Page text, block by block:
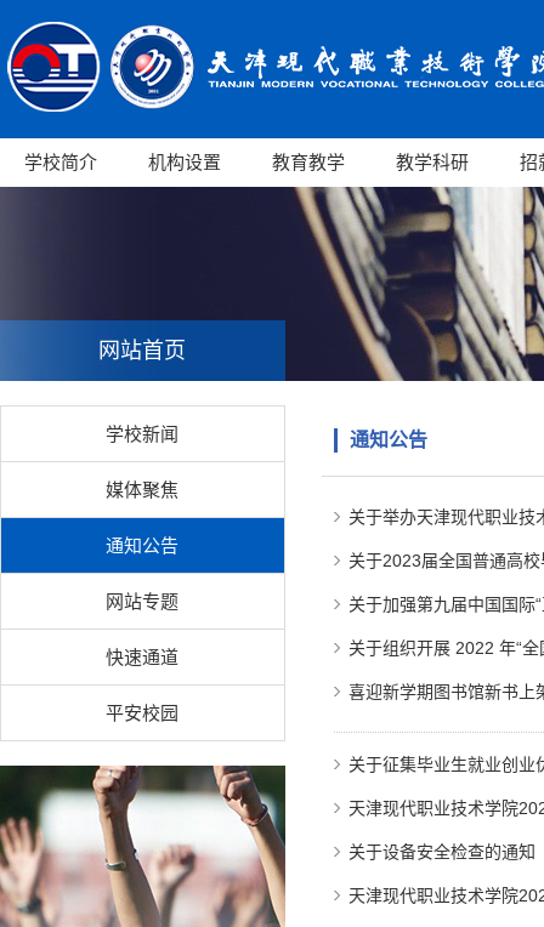
学校简介 机构设置 教育教学 教学科研 招
网站首页
学校新闻
媒体聚焦
通知公告
网站专题
快速通道
平安校园
通知公告
关于举办天津现代职业
关于2023届全国普通高
关于加强第九届中国国际
关于组织开展 2022 年“
喜迎新学期图书馆新书上
关于征集毕业生就业创业
天津现代职业技术学院
关于设备安全检查的通知
天津现代职业技术学院